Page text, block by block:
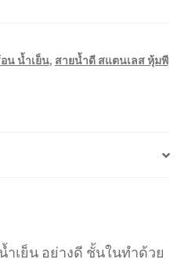
น น้ำเย็น, สายน้ำดี สแตนเลส หุ้มพี
ำเย็น อย่างดี ชั้นในทำด้วย